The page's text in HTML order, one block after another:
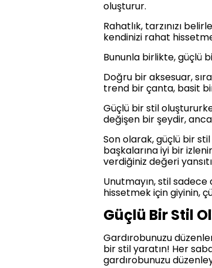
oluşturur.
Rahatlık, tarzınızı
kendinizi rahat
Bununla birlikte, güçlü
Doğru bir aksesuar,
trend bir çanta, basit
Güçlü bir stil
değişen bir şeydir,
Son olarak, güçlü bir
başkalarına iyi bir
verdiğiniz değeri
Unutmayın, stil sadece
hissetmek için giyinin,
Güçlü Bir Stil
Gardırobunuzu
bir stil yaratın! Her
gardırobunuzu